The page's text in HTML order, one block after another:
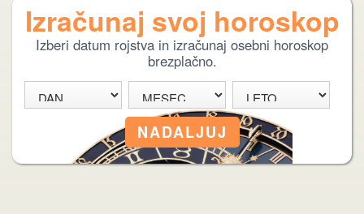
Izračunaj svoj horoskop
Izberi datum rojstva in izračunaj osebni horoskop
brezplačno.